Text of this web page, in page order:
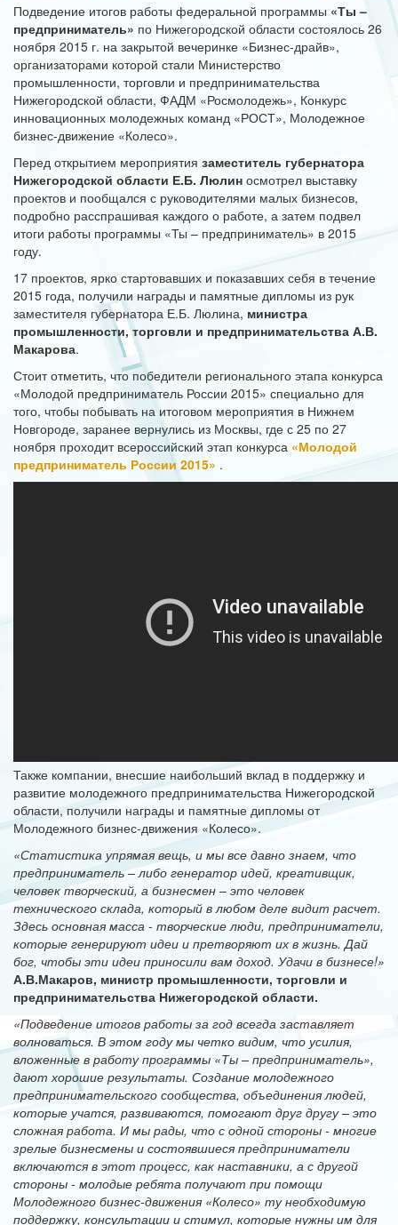
Подведение итогов работы федеральной программы «Ты –
предприниматель» по Нижегородской области состоялось 26
ноября 2015 г. на закрытой вечеринке «Бизнес-драйв»,
организаторами которой стали Министерство
промышленности, торговли и предпринимательства
Нижегородской области, ФАДМ «Росмолодежь», Конкурс
инновационных молодежных команд «РОСТ», Молодежное
бизнес-движение «Колесо».
Перед открытием мероприятия заместитель губернатора
Нижегородской области Е.Б. Люлин осмотрел выставку
проектов и пообщался с руководителями малых бизнесов,
подробно расспрашивая каждого о работе, а затем подвел
итоги работы программы «Ты – предприниматель» в 2015
году.
17 проектов, ярко стартовавших и показавших себя в течение
2015 года, получили награды и памятные дипломы из рук
заместителя губернатора Е.Б. Люлина, министра
промышленности, торговли и предпринимательства А.В.
Макарова.
Стоит отметить, что победители регионального этапа конкурса
«Молодой предприниматель России 2015» специально для
того, чтобы побывать на итоговом мероприятия в Нижнем
Новгороде, заранее вернулись из Москвы, где с 25 по 27
ноября проходит всероссийский этап конкурса «Молодой
предприниматель России 2015» .
Также компании, внесшие наибольший вклад в поддержку и
развитие молодежного предпринимательства Нижегородской
области, получили награды и памятные дипломы от
Молодежного бизнес-движения «Колесо».
«Статистика упрямая вещь, и мы все давно знаем, что
предприниматель – либо генератор идей, креативщик,
человек творческий, а бизнесмен – это человек
технического склада, который в любом деле видит расчет.
Здесь основная масса - творческие люди, предприниматели,
которые генерируют идеи и претворяют их в жизнь. Дай
бог, чтобы эти идеи приносили вам доход. Удачи в бизнесе!»
А.В.Макаров, министр промышленности, торговли и
предпринимательства Нижегородской области.
«Подведение итогов работы за год всегда заставляет
волноваться. В этом году мы четко видим, что усилия,
вложенные в работу программы «Ты – предприниматель»,
дают хорошие результаты. Создание молодежного
предпринимательского сообщества, объединения людей,
которые учатся, развиваются, помогают друг другу – это
сложная работа. И мы рады, что с одной стороны - многие
зрелые бизнесмены и состоявшиеся предприниматели
включаются в этот процесс, как наставники, а с другой
стороны - молодые ребята получают при помощи
Молодежного бизнес-движения «Колесо» ту необходимую
поддержку, консультации и стимул, которые нужны им для